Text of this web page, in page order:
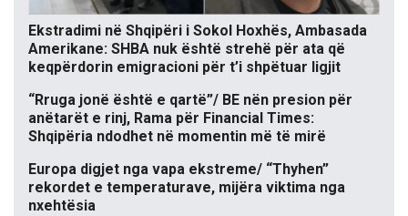
Ekstradimi në Shqipëri i Sokol Hoxhës, Ambasada
Amerikane: SHBA nuk është strehë për ata që
keqpërdorin emigracioni për t’i shpëtuar ligjit
“Rruga jonë është e qartë”/ BE nën presion për
anëtarët e rinj, Rama për Financial Times:
Shqipëria ndodhet në momentin më të mirë
Europa digjet nga vapa ekstreme/ “Thyhen”
rekordet e temperaturave, mijëra viktima nga
nxehtësia